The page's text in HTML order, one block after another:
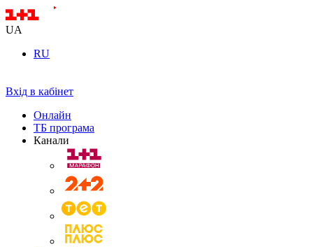
UA
RU
Вхід в кабінет
Онлайн
ТБ програма
Канали